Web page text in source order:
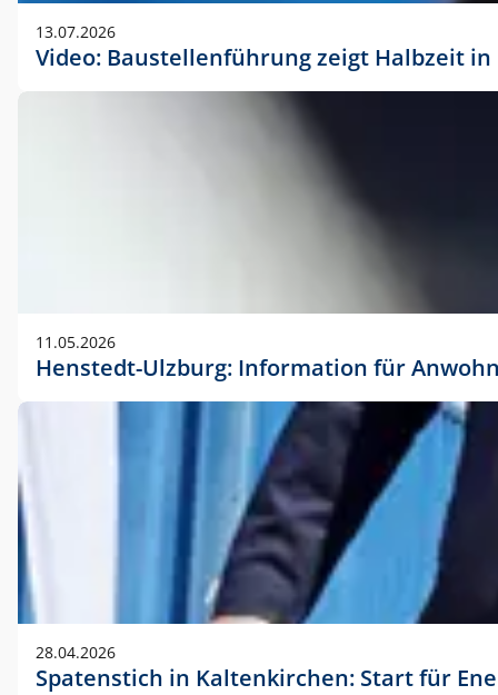
13.07.2026
Video: Baustellenführung zeigt Halbzeit
11.05.2026
Henstedt-Ulzburg: Information für
28.04.2026
Spatenstich in Kaltenkirchen: Start für